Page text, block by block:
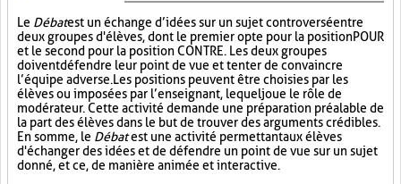
Le Débatest un échange d’idées sur un sujet controversé entre
deux groupes d'élèves, dont le premier opte pour la position POUR
et le second pour la position CONTRE. Les deux groupes
doivent défendre leur point de vue et tenter de convaincre
l’équipe adverse. Les positions peuvent être choisies par les
élèves ou imposées par l’enseignant, lequel joue le rôle de
modérateur. Cette activité demande une préparation préalable de
la part des élèves dans le but de trouver des arguments crédibles.
En somme, le Débatest une activité permettant aux élèves
d'échanger des idées et de défendre un point de vue sur un sujet
donné, et ce, de manière animée et interactive.